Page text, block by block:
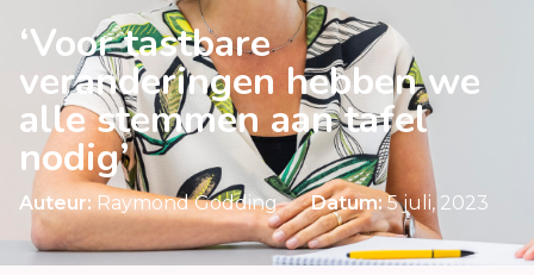
‘Voor tastbare
veranderingen hebben we
alle stemmen aan tafel
nodig’
Auteur: Raymond Godding Datum:5 juli, 2023